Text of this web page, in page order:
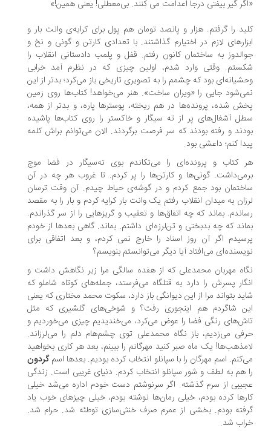
گیر بیفتی درجا اعدامت می کنند. بی‌معطلی! یعنی همین!»
را گرفتم. هزار و پانصد تومان هم پول برای کرایه‌ی وانت بار و
لازم در اختیارم گذاشتند. با تعدادی کارتن و گونی و نخ و
به ساختمان کانون رفتم. قفل و پلمب دادستانی انقلاب را
وقتی وارد شدم، اولین چیزی که در نظرم آمد خرابی
بود که چشمم را به تصویری تاریخی باز می‌کرد؛ بدتر از این
جایی را «ویران ساخت». هنر می‌خواهد! کتاب‌ها روی زمین
شده، پرونده‌ها در هم ریخته، پوسترها پاره، و بدتر از همه،
آشغال‌های پر از ته سیگار و خاکستر را روی کتاب‌ها پاشیده
و رفته بودند که سر فرصت برگردند. الان می‌توانم براش کلمه
کنم؛ داعشی بود.
کتاب و پرونده‌ای را می‌تکاندم بوی ته‌سیگار در فضا موج
گونی‌ها و کارتن‌ها را پر کردم. تا غروب هر چه در آن
بود جمع کردم و در گوشه‌ی حیاط چیدم. آن وقت ترسان
به میدان انقلاب رفتم یک وانت بار کرایه کردم و بار را به مقصد
بماند که چه اتفاق‌ها و تعقیب و گریزهایی را از سر گذراندم.
که چه بدبختی و تن‌لرزه‌ای داشتم. بماند. گاهی بعدها از خودم
اگر آن روز اسناد را خارج نمی کردم، و بعد اتفاقی برای
می‌افتاد آیا دیگر می‌توانستم بنویسم؟
مهربان محمدعلی که از هفده سالگی مرا زیر نگاهش داشت و
پسرش را دارد به قتلگاه می‌فرستد، جمله‌های کوتاه شاملو که
بتواند مرا از این دیوانگی باز دارد، سکوت محمد مختاری که یعنی
شاگردم هم اینجوری رفت؟ و شوخی‌های گلشیری که مثل
رنگی فضا را عوض می‌کرد، می‌خندیدیم چیزی می‌خوردیم و
می‌زدیم، باز نگاه محمدعلی توی چشم‌هام دلم را می‌لرزاند.
یک ماه صبر کنید مهرگانم را ببینم، بعد هر کاری بخواهید
اسم مهرگان را با سپانلو انتخاب کرده بودیم. بعدها اسمگردون
هم به لطف و شور سپانلو انتخاب کردم. دنیای غریبی است. زندگی
از سرم گذشته. اگر سرنوشتم دست خودم اداره می‌شد خیلی
کرده بودم، خیلی رمان‌ها نوشته بودم، خیلی چیزهای خوب یاد
بودم. بخشی از عمرم صرف خنثی‌سازی توطئه شد. حرام شد.
شد.